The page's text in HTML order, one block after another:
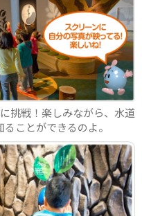
挑戦！楽しみながら、水道
ことができるのよ。